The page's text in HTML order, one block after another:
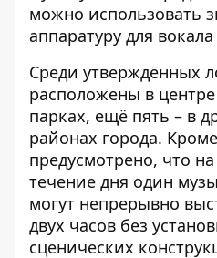
можно использовать
аппаратуру для
Среди утверждённых
расположены в
парках, ещё пять – в
районах города.
предусмотрено, что
течение дня один
могут непрерывно
двух часов без
сценических